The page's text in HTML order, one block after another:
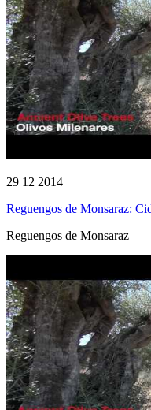
29 12 2014
Reguengos de Monsaraz:
Reguengos de Monsaraz